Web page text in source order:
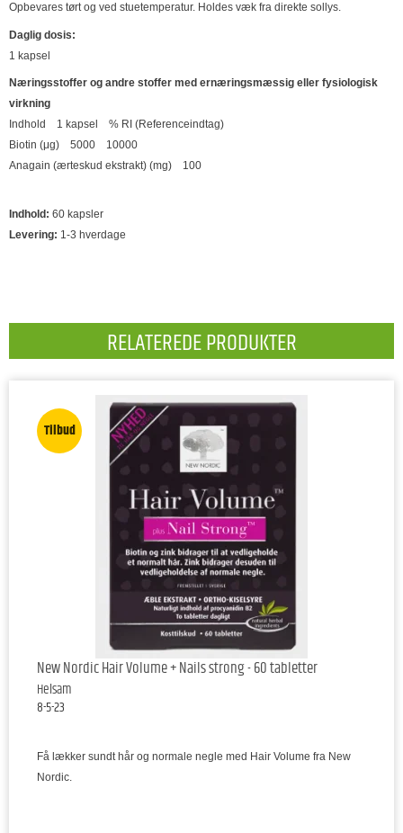
Opbevares tørt og ved stuetemperatur. Holdes væk fra direkte sollys.
Daglig dosis:
1 kapsel
Næringsstoffer og andre stoffer med ernæringsmæssig eller fysiologisk
virkning
Indhold 1 kapsel % RI (Referenceindtag)
Biotin (μg) 5000 10000
Anagain (ærteskud ekstrakt) (mg) 100
Indhold: 60 kapsler
Levering: 1-3 hverdage
RELATEREDE PRODUKTER
Tilbud
New Nordic Hair Volume + Nails strong - 60 tabletter
Helsam
8-5-23
Få lækker sundt hår og normale negle med Hair Volume fra New
Nordic.